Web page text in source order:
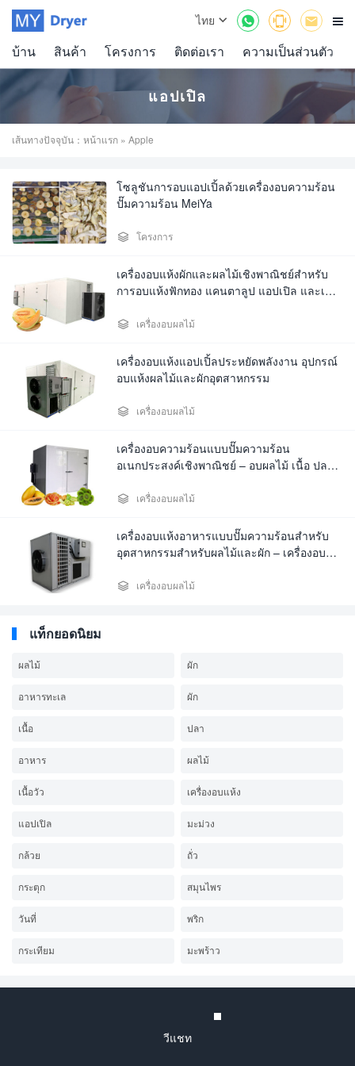

  
ไทย
บ้าน สินค้า โครงการ ติดต่อเรา ความเป็นส่วนตัว
แอปเปิล
เส้นทางปัจจุบัน： หน้าแรก » Apple
โซลูชันการอบแอปเปิ้ลด้วยเครื่องอบความร้อน
ปั๊มความร้อน MeiYa
 โครงการ
เครื่องอบแห้งผักและผลไม้เชิงพาณิชย์สำหรับ
การอบแห้งฟักทอง แคนตาลูป แอปเปิล และเนื้อ

เครื่องอบผลไม้
เครื่องอบแห้งแอปเปิ้ลประหยัดพลังงาน อุปกรณ์
อบแห้งผลไม้และผักอุตสาหกรรม
 เครื่องอบผลไม้
เครื่องอบความร้อนแบบปั๊มความร้อน
อเนกประสงค์เชิงพาณิชย์ – อบผลไม้ เนื้อ ปลา

เครื่องอบผลไม้
เครื่องอบแห้งอาหารแบบปั๊มความร้อนสำหรับ
อุตสาหกรรมสำหรับผลไม้และผัก – เครื่องอบ

เครื่องอบผลไม้
แท็กยอดนิยม
ผลไม้ ผัก
อาหารทะเล ผัก
เนื้อ ปลา
อาหาร ผลไม้
เนื้อวัว เครื่องอบแห้ง
แอปเปิล มะม่วง
กล้วย ถั่ว
กระตุก สมุนไพร
วันที่ พริก
กระเทียม มะพร้าว
วีแชท